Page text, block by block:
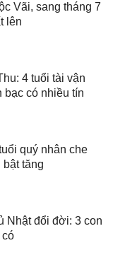
Vãi, sang tháng 7
lên
4 tuổi tài vận
bạc có nhiều tín
quý nhân che
tăng
Nhật đổi đời: 3 con
có